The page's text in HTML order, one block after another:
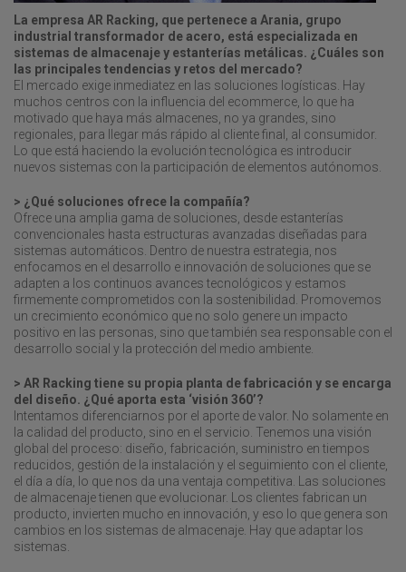
La empresa AR Racking, que pertenece a Arania, grupo
industrial transformador de acero, está especializada en
sistemas de almacenaje y estanterías metálicas. ¿Cuáles son
las principales tendencias y retos del mercado?
El mercado exige inmediatez en las soluciones logísticas. Hay
muchos centros con la influencia del ecommerce, lo que ha
motivado que haya más almacenes, no ya grandes, sino
regionales, para llegar más rápido al cliente final, al consumidor.
Lo que está haciendo la evolución tecnológica es introducir
nuevos sistemas con la participación de elementos autónomos.
> ¿Qué soluciones ofrece la compañía?
Ofrece una amplia gama de soluciones, desde estanterías
convencionales hasta estructuras avanzadas diseñadas para
sistemas automáticos. Dentro de nuestra estrategia, nos
enfocamos en el desarrollo e innovación de soluciones que se
adapten a los continuos avances tecnológicos y estamos
firmemente comprometidos con la sostenibilidad. Promovemos
un crecimiento económico que no solo genere un impacto
positivo en las personas, sino que también sea responsable con el
desarrollo social y la protección del medio ambiente.
> AR Racking tiene su propia planta de fabricación y se encarga
del diseño. ¿Qué aporta esta ‘visión 360’?
Intentamos diferenciarnos por el aporte de valor. No solamente en
la calidad del producto, sino en el servicio. Tenemos una visión
global del proceso: diseño, fabricación, suministro en tiempos
reducidos, gestión de la instalación y el seguimiento con el cliente,
el día a día, lo que nos da una ventaja competitiva. Las soluciones
de almacenaje tienen que evolucionar. Los clientes fabrican un
producto, invierten mucho en innovación, y eso lo que genera son
cambios en los sistemas de almacenaje. Hay que adaptar los
sistemas.